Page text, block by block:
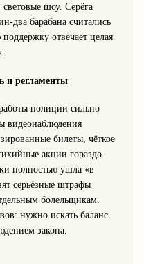
шоу. Серёга
барабана считались
отвечает целая
и регламенты
полиции сильно
видеонаблюдения
билеты, чёткое
акции гораздо
полностью ушла «в
серьёзные штрафы
болельщикам.
нужно искать баланс
закона.